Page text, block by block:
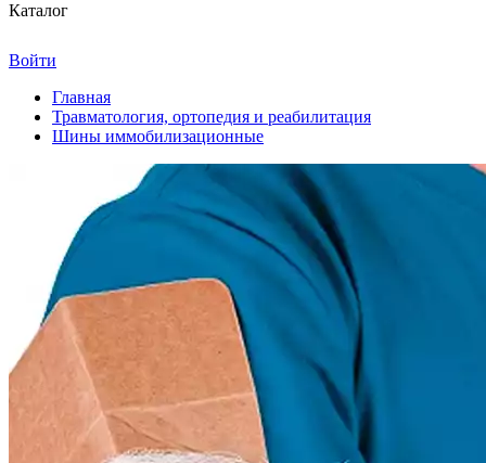
Каталог
Войти
Главная
Травматология, ортопедия и реабилитация
Шины иммобилизационные